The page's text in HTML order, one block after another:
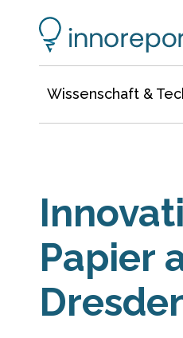
Wissenschaft &
Papier